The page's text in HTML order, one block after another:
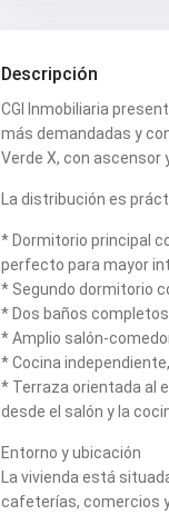
Descripción
CGI Inmobiliaria
más demandadas y
Verde X, con ascensor
La distribución es
* Dormitorio principal
perfecto para mayor
* Segundo dormitorio
* Dos baños
* Amplio salón-
* Cocina
* Terraza orientada al
desde el salón y la
Entorno y ubicación
La vivienda está
cafeterías, comercios